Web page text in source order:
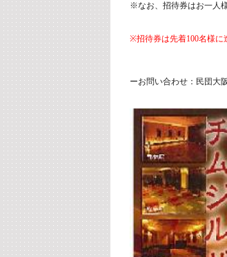
※なお、招待券はお一人
※招待券は先着100名様に
ーお問い合わせ：民団大